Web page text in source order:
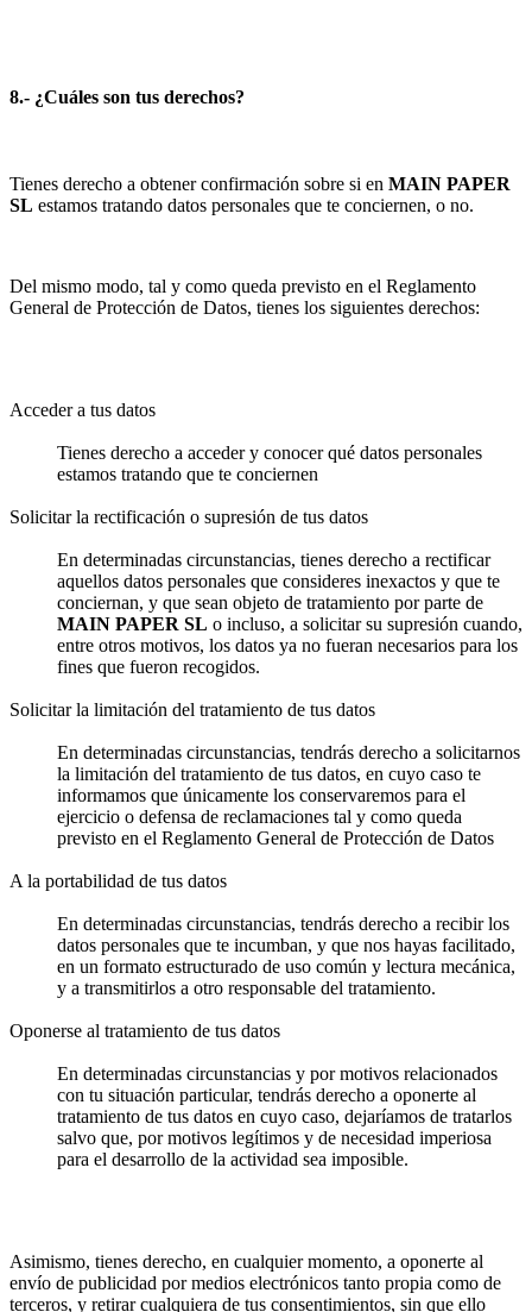
8.- ¿Cuáles son tus derechos?
Tienes derecho a obtener confirmación sobre si en MAIN PAPER
SL estamos tratando datos personales que te conciernen, o no.
Del mismo modo, tal y como queda previsto en el Reglamento
General de Protección de Datos, tienes los siguientes derechos:
Acceder a tus datos
Tienes derecho a acceder y conocer qué datos personales
estamos tratando que te conciernen
Solicitar la rectificación o supresión de tus datos
En determinadas circunstancias, tienes derecho a rectificar
aquellos datos personales que consideres inexactos y que te
conciernan, y que sean objeto de tratamiento por parte de
MAIN PAPER SL o incluso, a solicitar su supresión cuando,
entre otros motivos, los datos ya no fueran necesarios para los
fines que fueron recogidos.
Solicitar la limitación del tratamiento de tus datos
En determinadas circunstancias, tendrás derecho a solicitarnos
la limitación del tratamiento de tus datos, en cuyo caso te
informamos que únicamente los conservaremos para el
ejercicio o defensa de reclamaciones tal y como queda
previsto en el Reglamento General de Protección de Datos
A la portabilidad de tus datos
En determinadas circunstancias, tendrás derecho a recibir los
datos personales que te incumban, y que nos hayas facilitado,
en un formato estructurado de uso común y lectura mecánica,
y a transmitirlos a otro responsable del tratamiento.
Oponerse al tratamiento de tus datos
En determinadas circunstancias y por motivos relacionados
con tu situación particular, tendrás derecho a oponerte al
tratamiento de tus datos en cuyo caso, dejaríamos de tratarlos
salvo que, por motivos legítimos y de necesidad imperiosa
para el desarrollo de la actividad sea imposible.
Asimismo, tienes derecho, en cualquier momento, a oponerte al
envío de publicidad por medios electrónicos tanto propia como de
terceros, y retirar cualquiera de tus consentimientos, sin que ello